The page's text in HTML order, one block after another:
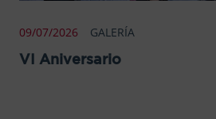
09/07/2026 GALERÍA
VI Aniversario